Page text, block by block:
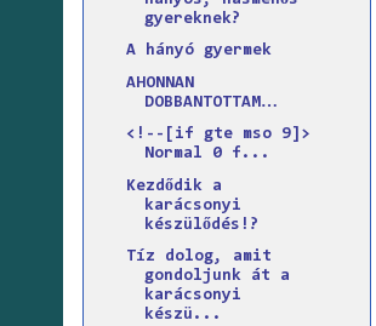
gyereknek?
A hányó gyermek
AHONNAN
DOBBANTOTTAM…
<!--[if gte mso 9]>
Normal 0 f...
Kezdődik a
karácsonyi
készülődés!?
Tíz dolog, amit
gondoljunk át a
karácsonyi
készü...